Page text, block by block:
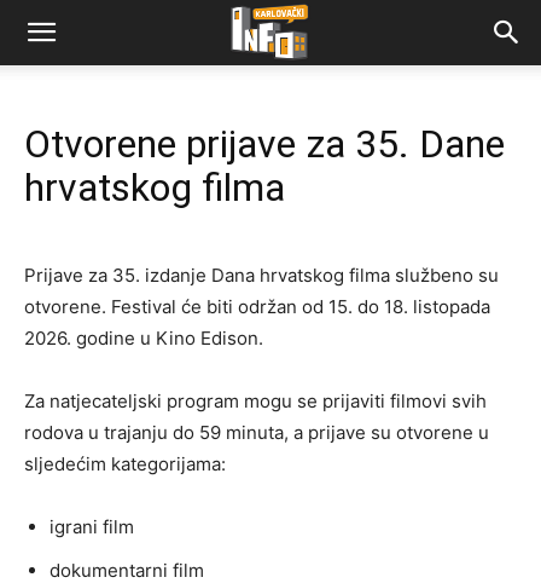
Otvorene prijave za 35. Dane
hrvatskog filma
Prijave za 35. izdanje Dana hrvatskog filma službeno su
otvorene. Festival će biti održan od 15. do 18. listopada
2026. godine u Kino Edison.
Za natjecateljski program mogu se prijaviti filmovi svih
rodova u trajanju do 59 minuta, a prijave su otvorene u
sljedećim kategorijama:
igrani film
dokumentarni film